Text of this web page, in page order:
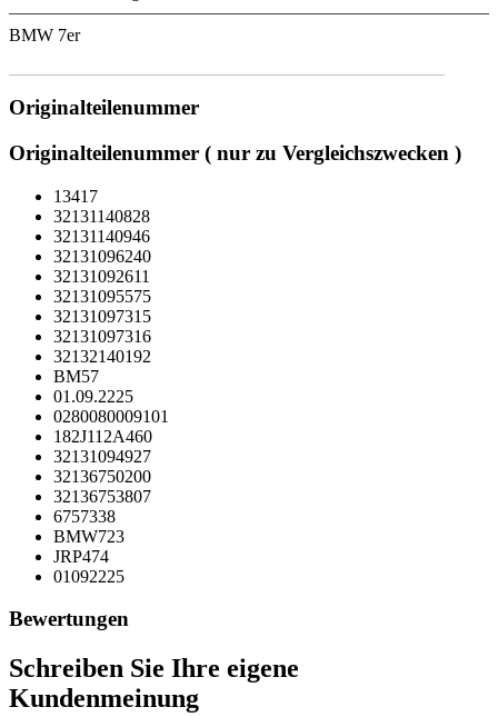
BMW 7er
Originalteilenummer
Originalteilenummer ( nur zu Vergleichszwecken )
13417
32131140828
32131140946
32131096240
32131092611
32131095575
32131097315
32131097316
32132140192
BM57
01.09.2225
0280080009101
182J112A460
32131094927
32136750200
32136753807
6757338
BMW723
JRP474
01092225
Bewertungen
Schreiben Sie Ihre eigene
Kundenmeinung